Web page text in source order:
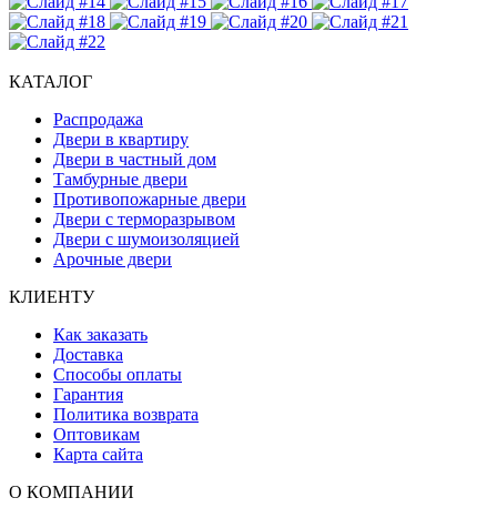
КАТАЛОГ
Распродажа
Двери в квартиру
Двери в частный дом
Тамбурные двери
Противопожарные двери
Двери с терморазрывом
Двери с шумоизоляцией
Арочные двери
КЛИЕНТУ
Как заказать
Доставка
Способы оплаты
Гарантия
Политика возврата
Оптовикам
Карта сайта
О КОМПАНИИ